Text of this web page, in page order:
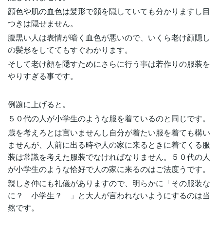
顔色や肌の血色は髪形で顔を隠していても分かりますし目
つきは隠せません。
腹黒い人は表情が暗く血色が悪いので、いくら老け顔隠し
の髪形をしててもすぐわかります。
そして老け顔を隠すためにさらに行う事は若作りの服装を
やりすぎる事です。
例題に上げると。
５０代の人が小学生のような服を着ているのと同じです。
歳を考えろとは言いませんし自分が着たい服を着ても構い
ませんが、人前に出る時や人の家に来るときに着てくる服
装は常識を考えた服装でなければなりません。５０代の人
が小学生のような恰好で人の家に来るのはご法度うです。
親しき仲にも礼儀がありますので、明らかに「その服装な
に？ 小学生？ 」と大人が言われないようにするのは当
然です。